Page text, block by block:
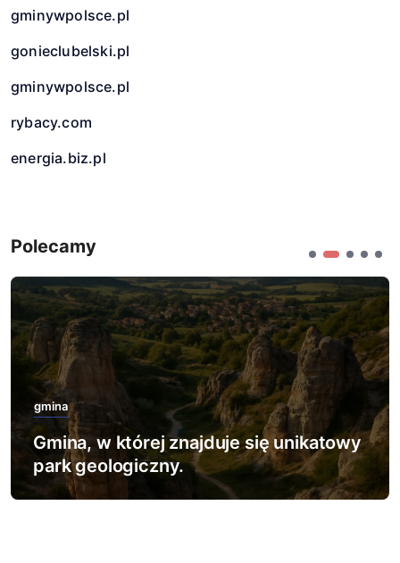
gminywpolsce.pl
gonieclubelski.pl
gminywpolsce.pl
rybacy.com
energia.biz.pl
Polecamy
gmina
Gmina, w której znajduje się najwięcej
rezerwatów leśnych.